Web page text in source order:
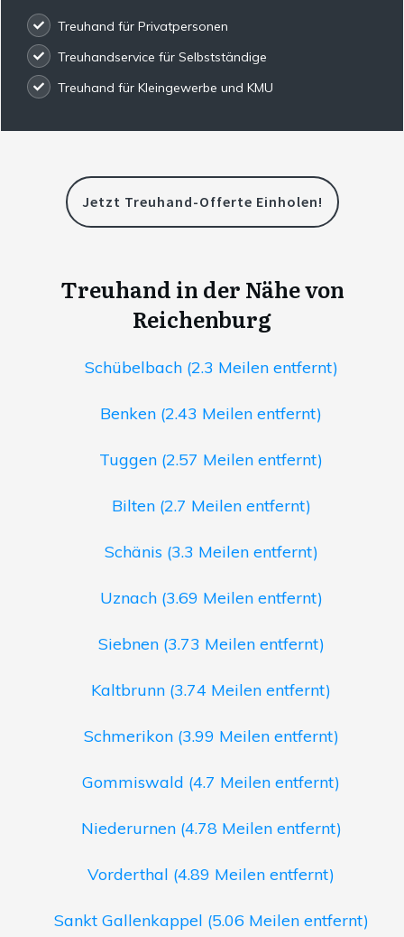
Treuhand für Privatpersonen
Treuhandservice für Selbstständige
Treuhand für Kleingewerbe und KMU
Jetzt Treuhand-Offerte Einholen!
Treuhand in der Nähe von
Reichenburg
Schübelbach (2.3 Meilen entfernt)
Benken (2.43 Meilen entfernt)
Tuggen (2.57 Meilen entfernt)
Bilten (2.7 Meilen entfernt)
Schänis (3.3 Meilen entfernt)
Uznach (3.69 Meilen entfernt)
Siebnen (3.73 Meilen entfernt)
Kaltbrunn (3.74 Meilen entfernt)
Schmerikon (3.99 Meilen entfernt)
Gommiswald (4.7 Meilen entfernt)
Niederurnen (4.78 Meilen entfernt)
Vorderthal (4.89 Meilen entfernt)
Sankt Gallenkappel (5.06 Meilen entfernt)